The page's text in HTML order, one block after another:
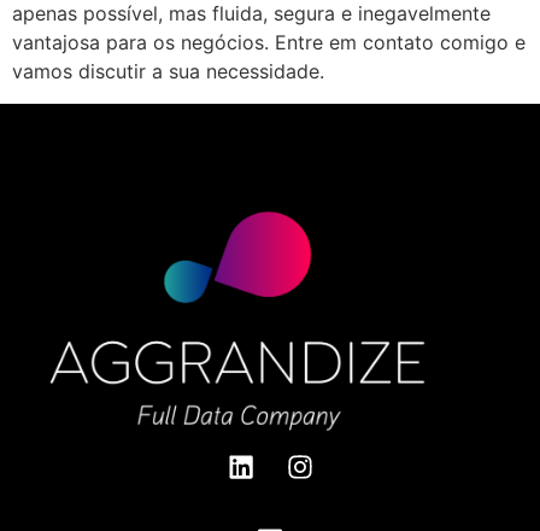
apenas possível, mas fluida, segura e inegavelmente
vantajosa para os negócios. Entre em contato comigo e
vamos discutir a sua necessidade.